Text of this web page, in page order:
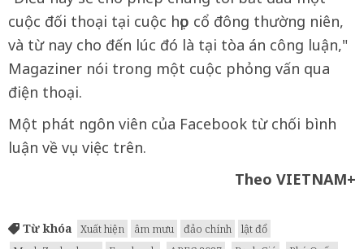
cuộc đối thoại tại cuộc họp cổ đông thường niên,
và từ nay cho đến lúc đó là tại tòa án công luận,"
Magaziner nói trong một cuộc phỏng vấn qua
điện thoại.
Một phát ngôn viên của Facebook từ chối bình
luận về vụ việc trên.
Theo VIETNAM+
Từ khóa Xuất hiện âm mưu đảo chính
lật đổ